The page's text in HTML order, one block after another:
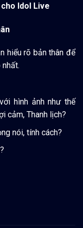
Idol Live
hiểu rõ bản thân để
hình ảnh như thế
cảm, Thanh lịch?
nói, tính cách?